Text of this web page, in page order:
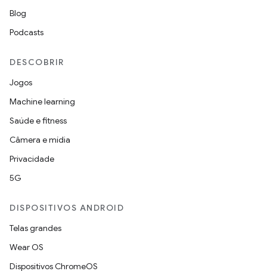
Blog
Podcasts
DESCOBRIR
Jogos
Machine learning
Saúde e fitness
Câmera e mídia
Privacidade
5G
DISPOSITIVOS ANDROID
Telas grandes
Wear OS
Dispositivos ChromeOS